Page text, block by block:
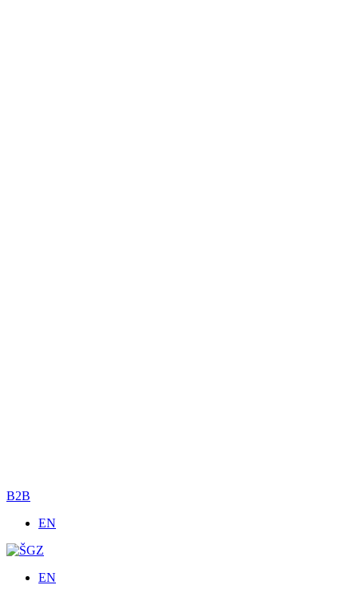
B2B
EN
EN